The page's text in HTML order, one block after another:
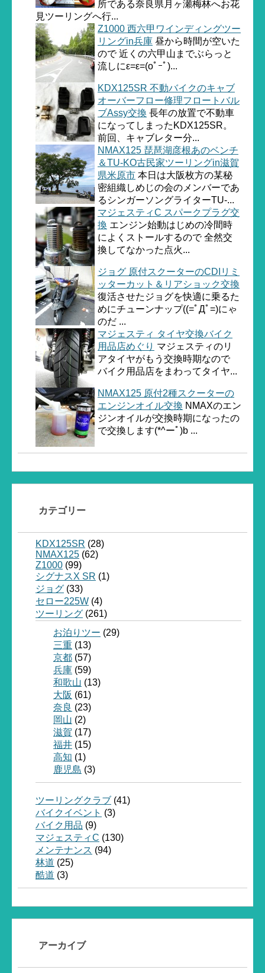
所である奈良県月ヶ瀬梅林へお花
見ツーリングへ行...
Z1000 西六甲ワインディングツー
リングin兵庫 昼から時間が空いた
ので 近くの六甲山までぶらっと
流しにε=ε=(oﾟｰﾟ)...
KDX125SR 不動バイクのキャブ
オーバーフロー修理フロートバル
ブAssy交換 長年の放置で不動車
になってしまったKDX125SR。
前回、キャブレター分...
NMAX125 琵琶湖彦根あのベンチ
＆TU-KO古民家ツーリングin滋賀
県米原市 本日は大阪枚方の某秘
密組織しめじの会のメンバーであ
るシンガーソングライターTU-...
マジェスティC スパークプラグ交
換 エンジン始動はじめの冷間時
によくストールするので 全然交
換してなかった点火...
ジョグ 原付スクーターのCDIリミ
ッターカット＆リアショック交換
復活させたジョグを快適に乗るた
めにチューンナップ((=ﾟДﾟ=)にゃ
のだ ...
マジェスティ タイヤ交換バイク
用品店めぐり マジェスティのリ
アタイヤがもう交換時期なので
バイク用品店をまわってタイヤ...
NMAX125 原付2種スクーターの
エンジンオイル交換 NMAXのエン
ジンオイルが交換時期になったの
で交換します(*^ーﾟ)b ...
カテゴリー
KDX125SR (28)
NMAX125 (62)
Z1000 (99)
シグナスX SR (1)
ジョグ (33)
セロー225W (4)
ツーリング (261)
お泊りツー (29)
三重 (13)
京都 (57)
兵庫 (59)
和歌山 (13)
大阪 (61)
奈良 (23)
岡山 (2)
滋賀 (17)
福井 (15)
高知 (1)
鹿児島 (3)
ツーリングクラブ (41)
バイクイベント (3)
バイク用品 (9)
マジェスティC (130)
メンテナンス (94)
林道 (25)
酷道 (3)
アーカイブ